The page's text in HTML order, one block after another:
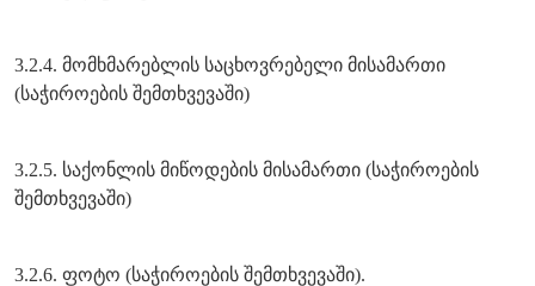
3.2.4. მომხმარებლის საცხოვრებელი მისამართი
(საჭიროების შემთხვევაში)
3.2.5. საქონლის მიწოდების მისამართი (საჭიროების
შემთხვევაში)
3.2.6. ფოტო (საჭიროების შემთხვევაში).